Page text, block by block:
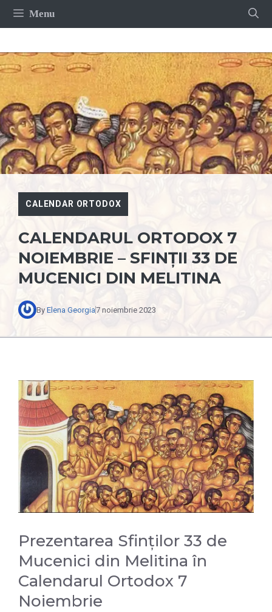
Sari
Menu
CALENDAR ORTODOX
CALENDARUL ORTODOX 7
NOIEMBRIE – SFINȚII 33 DE
MUCENICI DIN MELITINA
By Elena Georgia7 noiembrie 2023
Prezentarea Sfinților 33 de
Mucenici din Melitina în
Calendarul Ortodox 7
Noiembrie